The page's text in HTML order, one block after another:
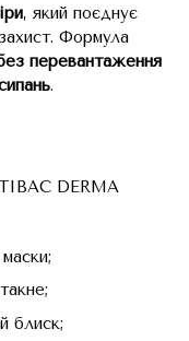
, який поєднує
Формула
перевантаження
.
DERMA
блиск;